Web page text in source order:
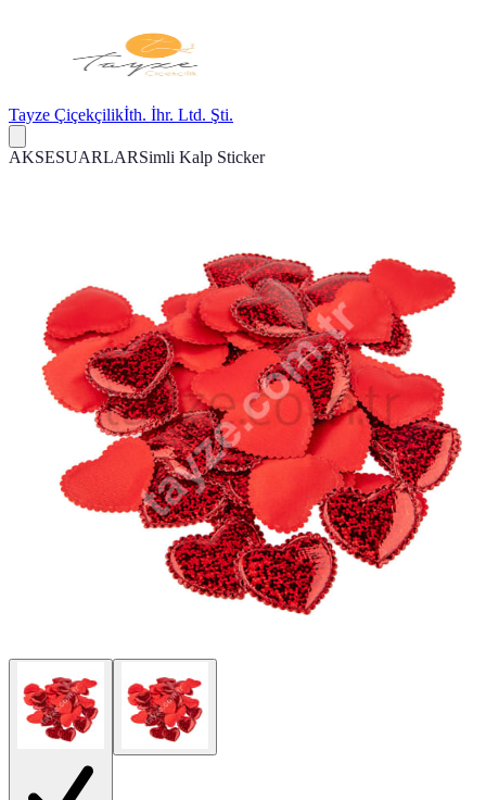
Tayze Çiçekçilikİth. İhr. Ltd. Şti.
AKSESUARLARSimli Kalp Sticker